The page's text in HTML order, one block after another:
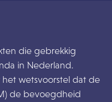
die gebrekkig
in Nederland.
het wetsvoorstel dat de
de bevoegdheid